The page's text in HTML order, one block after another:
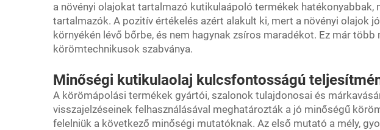
a növényi olajokat tartalmazó kutikulaápoló termékek hatékonyabbak,
tartalmazók. A pozitív értékelés azért alakult ki, mert a növényi olajok
környékén lévő bőrbe, és nem hagynak zsíros maradékot. Ez már több
körömtechnikusok szabványa.
Minőségi kutikulaolaj kulcsfontosságú
A körömápolási termékek gyártói, szalonok tulajdonosai és
visszajelzéseinek felhasználásával meghatározták a jó minőségű
felelniük a következő minőségi mutatóknak. Az első mutató a mély,